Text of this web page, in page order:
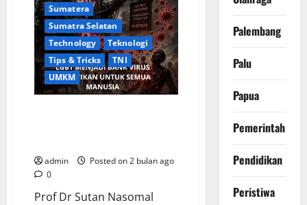
“Pak
Kapolri,
Galian
Pasir
Tidak
Berizin
Di
Bintan
Merusak
Ekosistem
Alam.
Mana
Polisi?”
Sumatera
Sumatra Selatan
Technology
Teknologi
Tips & Tricks
TNI
UMKM
admin
Posted on 2 bulan ago
0
Prof Dr Sutan Nasomal
Palembang
Palu
Papua
Pemerintah
Pendidikan
Peristiwa